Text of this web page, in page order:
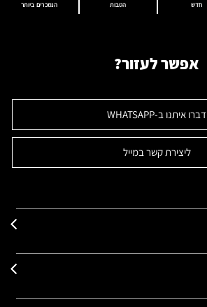
הנמכרים ביותר הטבות חדש
אפשר לעזור?
דברו איתנו ב-WHATSAPP
ליצירת קשר במייל